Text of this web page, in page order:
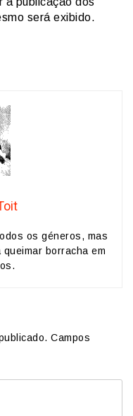
será exibido.
os géneros, mas
borracha em
Campos